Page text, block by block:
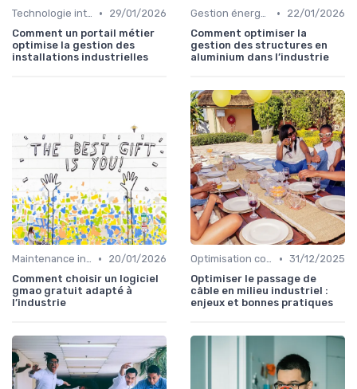
Technologie intégration •
29/01/2026
Comment un portail métier
optimise la gestion des
installations industrielles
Gestion énergétique •
22/01/2026
Comment optimiser la
gestion des structures en
aluminium dans l’industrie
Maintenance infrastructures •
20/01/2026
Comment choisir un logiciel
gmao gratuit adapté à
l’industrie
Optimisation coûts • 31/12/2025
Optimiser le passage de
câble en milieu industriel :
enjeux et bonnes pratiques